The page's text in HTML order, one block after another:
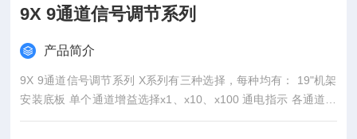
9X 9通道信号调节系列
产品简介
9X 9通道信号调节系列 X系列有三种选择，每种均有： 19"机架
安装底板 单个通道增益选择x1、x10、x100 通电指示 各通道信
号电平指示器 10VAC 输出 DC 供电，提供电源适配器 通道部件